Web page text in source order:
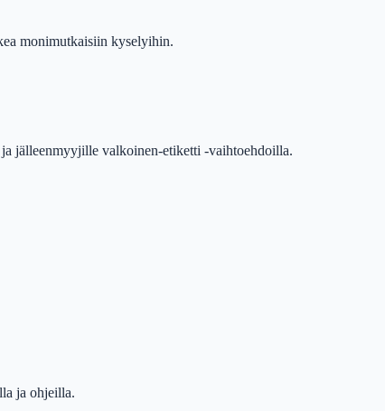
monimutkaisiin kyselyihin.
jälleenmyyjille valkoinen-etiketti -vaihtoehdoilla.
ja ohjeilla.